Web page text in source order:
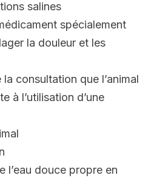
salines
spécialement
la douleur et les
consultation que l’animal
à l’utilisation d’une
l’eau douce propre en